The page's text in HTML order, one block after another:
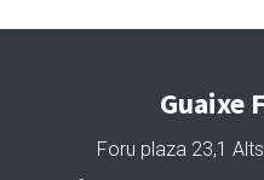
Guaixe
Foru plaza 23,1